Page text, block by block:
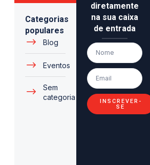
Categorias
populares
Blog
Eventos
Sem
categoria
diretamente
na sua caixa
de entrada
INSCREVER-
SE